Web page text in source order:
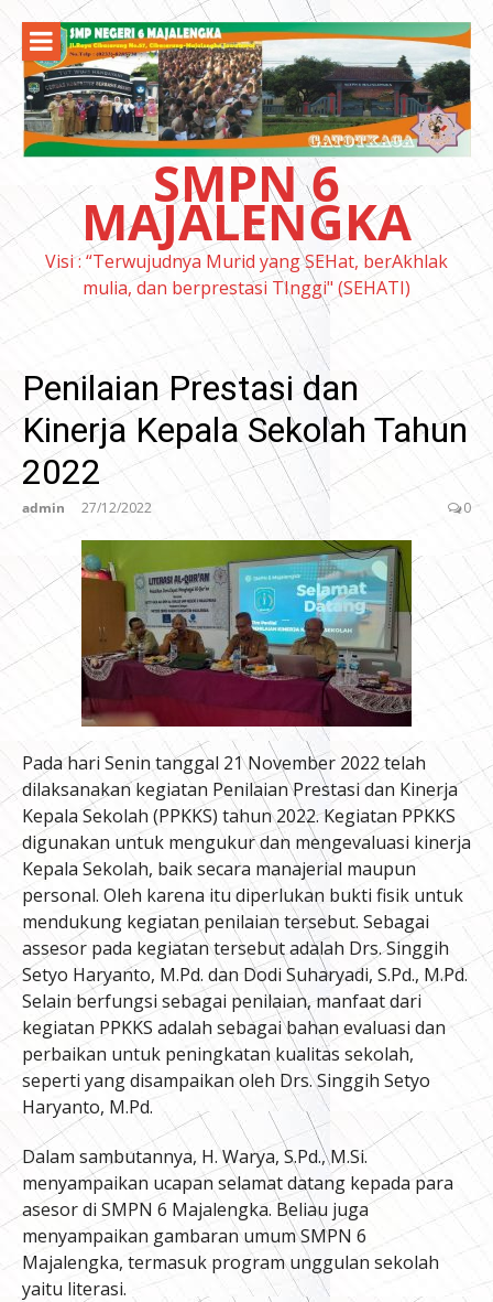
konten
SMPN 6
MAJALENGKA
Visi : “Terwujudnya Murid yang SEHat, berAkhlak
mulia, dan berprestasi TInggi" (SEHATI)
Penilaian Prestasi dan
Kinerja Kepala Sekolah Tahun
2022
admin 27/12/2022 0
Pada hari Senin tanggal 21 November 2022 telah
dilaksanakan kegiatan Penilaian Prestasi dan Kinerja
Kepala Sekolah (PPKKS) tahun 2022. Kegiatan PPKKS
digunakan untuk mengukur dan mengevaluasi kinerja
Kepala Sekolah, baik secara manajerial maupun
personal. Oleh karena itu diperlukan bukti fisik untuk
mendukung kegiatan penilaian tersebut. Sebagai
assesor pada kegiatan tersebut adalah Drs. Singgih
Setyo Haryanto, M.Pd. dan Dodi Suharyadi, S.Pd., M.Pd.
Selain berfungsi sebagai penilaian, manfaat dari
kegiatan PPKKS adalah sebagai bahan evaluasi dan
perbaikan untuk peningkatan kualitas sekolah,
seperti yang disampaikan oleh Drs. Singgih Setyo
Haryanto, M.Pd.
Dalam sambutannya, H. Warya, S.Pd., M.Si.
menyampaikan ucapan selamat datang kepada para
asesor di SMPN 6 Majalengka. Beliau juga
menyampaikan gambaran umum SMPN 6
Majalengka, termasuk program unggulan sekolah
yaitu literasi.